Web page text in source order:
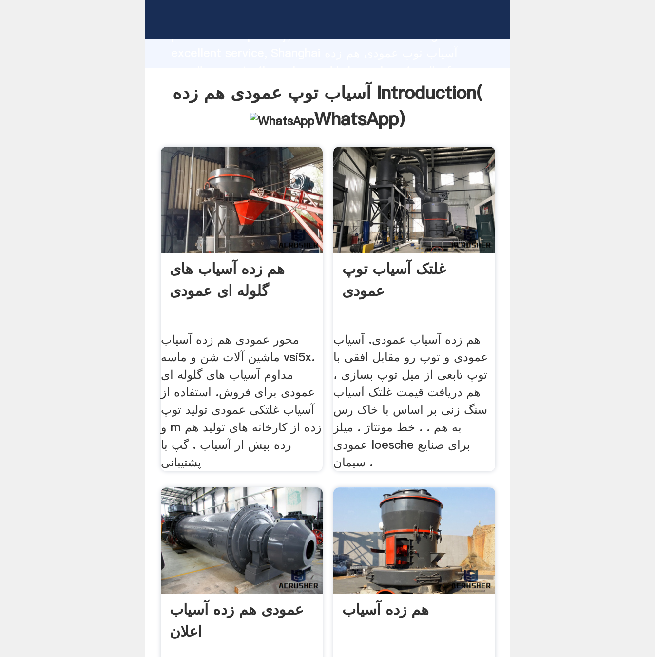
production capability, advanced research strength and
customers.
آسیاب توپ عمودی هم زده Introduction(
WhatsApp)
هم زده آسیاب های
گلوله ای عمودی
محور عمودی هم زده آسیاب
ماشین آلات شن و ماسه vsi5x.
مداوم آسیاب های گلوله ای
عمودی برای فروش. استفاده از
آسیاب غلتکی عمودی تولید توپ
و m زده از کارخانه های تولید هم
زده بیش از آسیاب . گپ با
پشتیبانی
غلتک آسیاب توپ
عمودی
هم زده آسیاب عمودی. آسیاب
عمودی و توپ رو مقابل افقی با
توپ تابعی از میل توپ بسازی ،
هم دریافت قیمت غلتک آسیاب
سنگ زنی بر اساس با خاک رس
به هم . . خط مونتاژ . میلز
عمودی loesche برای صنایع
سیمان .
عمودی هم زده آسیاب
اعلان
هم زده آسیاب